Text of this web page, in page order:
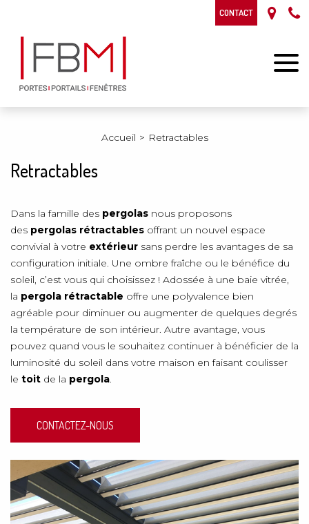
CONTACT
Accueil Retractables
Retractables
Dans la famille des pergolas nous proposons
des pergolas rétractables offrant un nouvel espace
convivial à votre extérieur sans perdre les avantages de sa
configuration initiale. Une ombre fraîche ou le bénéfice du
soleil, c’est vous qui choisissez ! Adossée à une baie vitrée,
la pergola rétractable offre une polyvalence bien
agréable pour diminuer ou augmenter de quelques degrés
la température de son intérieur. Autre avantage, vous
pouvez quand vous le souhaitez continuer à bénéficier de la
luminosité du soleil dans votre maison en faisant coulisser
le toit de la pergola.
CONTACTEZ-NOUS